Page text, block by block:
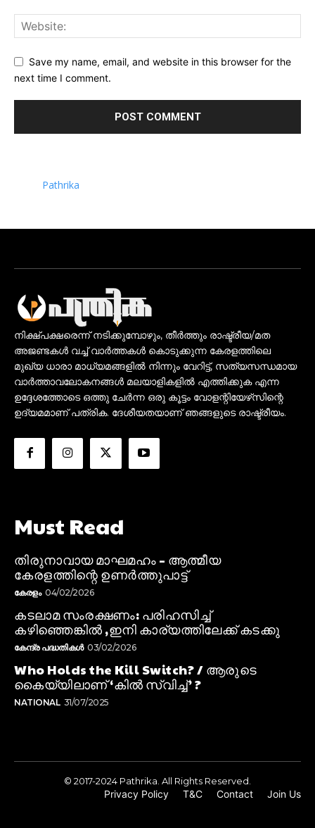
Save my name, email, and website in this browser for the
next time I comment.
Pathrika
നിക്ഷ്പക്ഷരെന്ന് നടിക്കുമ്പോഴും, തീർത്തും രാഷ്ട്രീയ/മത
അജണ്ടകൾ വച്ച് വാർത്തകൾ കൊടുക്കുന്ന കേരളത്തിലെ
മുഖ്യ ധാരാ മാധ്യമങ്ങളിൽ നിന്നും വേറിട്ട്, സത്യസന്ധമായ
വാർത്താവലോകനങ്ങൾ മലയാളികളിൽ എത്തിക്കുക എന്ന
ഉദ്ദേശത്തോടെ ഒത്തു ചേർന്ന ഒരു കൂട്ടം വോളന്റിയേഴ്‌സിന്റെ
ഉദ്യമമാണ് പത്രിക. ദേശീയതയാണ് ഞങ്ങളുടെ രാഷ്ട്രീയം.
Must Read
തിരുനാവായ മാഘമഹം – ആത്മീയ
കേരളത്തിന്റെ ഉണർത്തുപാട്ട്
കേരളം 04/02/2026
കടലാമ സംരക്ഷണം: പരിഹസിച്ച്
കഴിഞ്ഞെങ്കിൽ ,ഇനി കാര്യത്തിലേക്ക് കടക്കു
കേന്ദ്ര പദ്ധതികൾ 03/02/2026
Who Holds the Kill Switch? / ആരുടെ
കൈയ്യിലാണ് ‘കിൽ സ്വിച്ച്’ ?
NATIONAL 31/07/2025
© 2017-2024 Pathrika. All Rights Reserved.
Privacy Policy T&C Contact Join Us